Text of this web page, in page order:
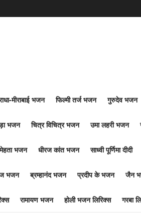
मीराबाई भजन फिल्मी तर्ज भजन गुरुदेव भजन
भजन चित्र विचित्र भजन उमा लहरी भजन
भजन धीरज कांत भजन साध्वी पूर्णिमा दीदी
भजन ब्रम्हानंद भजन प्रदीप के भजन जैन
रामायण भजन होली भजन लिरिक्स गरबा